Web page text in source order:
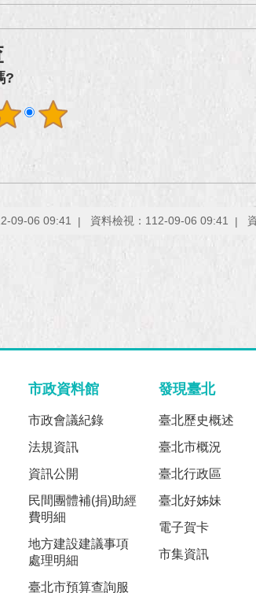
?
09-06 09:41 資料檢視：112-09-06 09:41
市政資料館
市政會議紀錄
法規資訊
資訊公開
民間團體補(捐)助經
費明細
地方建設建議事項
處理明細
臺北市預算查詢服
發現臺北
臺北歷史概述
臺北市概況
臺北行政區
臺北好姊妹
電子賀卡
市集資訊